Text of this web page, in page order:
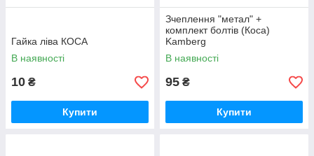
Гайка ліва КОСА
В наявності
10 ₴
Купити
Зчеплення "метал" +
комплект болтів (Коса)
Kamberg
В наявності
95 ₴
Купити